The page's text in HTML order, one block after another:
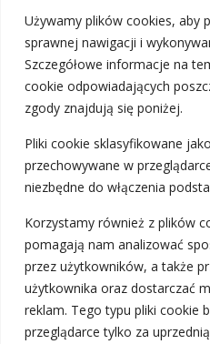
Używamy plików cookies, aby
sprawnej nawigacji i
Szczegółowe informacje na
cookie odpowiadających
zgody znajdują się poniżej.
Pliki cookie sklasyfikowane
przechowywane w
niezbędne do włączenia
Korzystamy również z plików
pomagają nam analizować
przez użytkowników, a także
użytkownika oraz dostarczać
reklam. Tego typu pliki cookie
przeglądarce tylko za
The Maciej Surowiec Law
find a professional legal
stationary meetings in
ADRESY:
Warszawa, ul. Nowy Świat 49
Katowice, ul. Francuska 35